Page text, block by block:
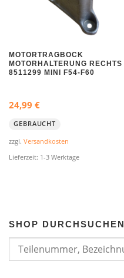
c
r
P
r
s
r
9
9
9
e
i
i
s
€
MOTORTRAGBOCK
MOTORHALTERUNG RECHTS
8511299 MINI F54-F60
24,99 €
GEBRAUCHT
zzgl. Versandkosten
Lieferzeit: 1-3 Werktage
SHOP DURCHSUCHEN